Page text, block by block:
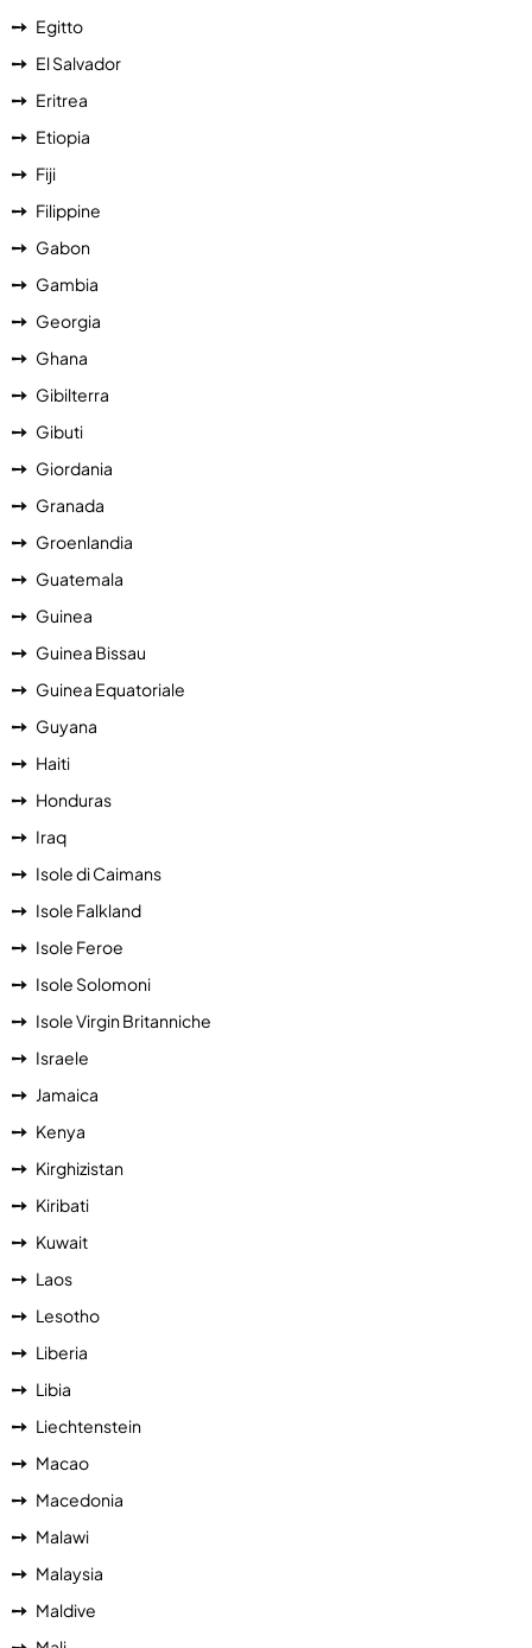
Egitto
El Salvador
Eritrea
Etiopia
Fiji
Filippine
Gabon
Gambia
Georgia
Ghana
Gibilterra
Gibuti
Giordania
Granada
Groenlandia
Guatemala
Guinea
Guinea Bissau
Guinea Equatoriale
Guyana
Haiti
Honduras
Iraq
Isole di Caimans
Isole Falkland
Isole Feroe
Isole Solomoni
Isole Virgin Britanniche
Israele
Jamaica
Kenya
Kirghizistan
Kiribati
Kuwait
Laos
Lesotho
Liberia
Libia
Liechtenstein
Macao
Macedonia
Malawi
Malaysia
Maldive